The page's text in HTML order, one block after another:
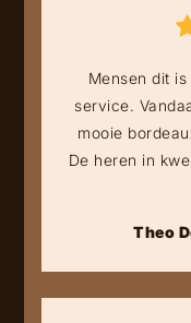
Mensen dit
service.
mooie
De heren in
Theo